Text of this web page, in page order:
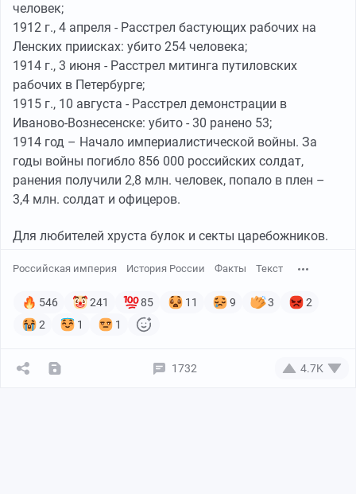
человек;
1912 г., 4 апреля - Расстрел бастующих рабочих на
Ленских приисках: убито 254 человека;
1914 г., 3 июня - Расстрел митинга путиловских
рабочих в Петербурге;
1915 г., 10 августа - Расстрел демонстрации в
Иваново-Вознесенске: убито - 30 ранено 53;
1914 год – Начало империалистической войны. За
годы войны погибло 856 000 российских солдат,
ранения получили 2,8 млн. человек, попало в плен –
3,4 млн. солдат и офицеров.
Для любителей хруста булок и секты царебожников.
Российская империя История России Факты Текст
546 241 85 11 9 3
2
2
1 1
1732 4.7K